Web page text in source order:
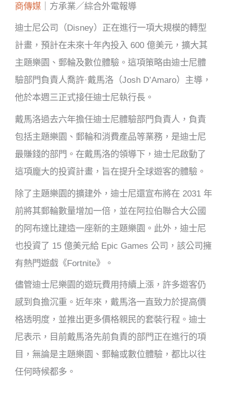
商傳媒 ｜方承業／綜合外電報導
迪士尼公司（Disney）正在進行一項大規模的轉型
計畫，預計在未來十年內投入 600 億美元，擴大其
主題樂園、郵輪及數位體驗。這項策略由迪士尼體
驗部門負責人喬許·戴馬洛（Josh D’Amaro）主導，
他於本週三正式接任迪士尼執行長。
戴馬洛過去六年擔任迪士尼體驗部門負責人，負責
包括主題樂園、郵輪和消費產品等業務，是迪士尼
最賺錢的部門。在戴馬洛的領導下，迪士尼啟動了
這項龐大的投資計畫，旨在提升全球遊客的體驗。
除了主題樂園的擴建外，迪士尼還宣布將在 2031 年
前將其郵輪數量增加一倍，並在阿拉伯聯合大公國
的阿布達比建造一座新的主題樂園。此外，迪士尼
也投資了 15 億美元給 Epic Games 公司，該公司擁
有熱門遊戲《Fortnite》。
儘管迪士尼樂園的遊玩費用持續上漲，許多遊客仍
感到負擔沉重。近年來，戴馬洛一直致力於提高價
格透明度，並推出更多價格親民的套裝行程。迪士
尼表示，目前戴馬洛先前負責的部門正在進行的項
目，無論是主題樂園、郵輪或數位體驗，都比以往
任何時候都多。